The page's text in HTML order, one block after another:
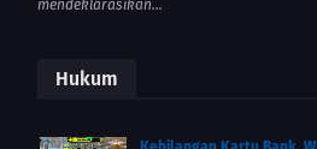
mendeklarasikan...
Hukum